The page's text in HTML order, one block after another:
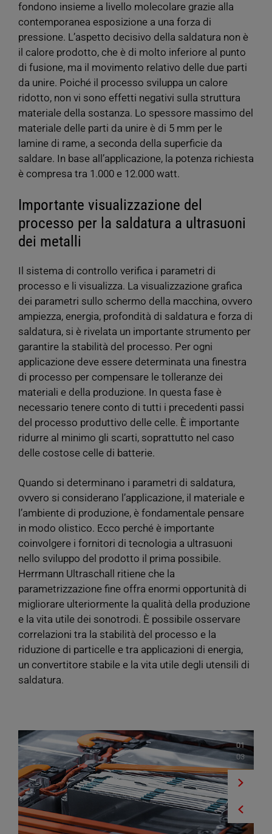
fondono insieme a livello molecolare grazie alla
contemporanea esposizione a una forza di
pressione. L’aspetto decisivo della saldatura non è
il calore prodotto, che è di molto inferiore al punto
di fusione, ma il movimento relativo delle due parti
da unire. Poiché il processo sviluppa un calore
ridotto, non vi sono effetti negativi sulla struttura
materiale della sostanza. Lo spessore massimo del
materiale delle parti da unire è di 5 mm per le
lamine di rame, a seconda della superficie da
saldare. In base all’applicazione, la potenza richiesta
è compresa tra 1.000 e 12.000 watt.
Importante visualizzazione del
processo per la saldatura a ultrasuoni
dei metalli
Il sistema di controllo verifica i parametri di
processo e li visualizza. La visualizzazione grafica
dei parametri sullo schermo della macchina, ovvero
ampiezza, energia, profondità di saldatura e forza di
saldatura, si è rivelata un importante strumento per
garantire la stabilità del processo. Per ogni
applicazione deve essere determinata una finestra
di processo per compensare le tolleranze dei
materiali e della produzione. In questa fase è
necessario tenere conto di tutti i precedenti passi
del processo produttivo delle celle. È importante
ridurre al minimo gli scarti, soprattutto nel caso
delle costose celle di batterie.
Quando si determinano i parametri di saldatura,
ovvero si considerano l’applicazione, il materiale e
l’ambiente di produzione, è fondamentale pensare
in modo olistico. Ecco perché è importante
coinvolgere i fornitori di tecnologia a ultrasuoni
nello sviluppo del prodotto il prima possibile.
Herrmann Ultraschall ritiene che la
parametrizzazione fine offra enormi opportunità di
migliorare ulteriormente la qualità della produzione
e la vita utile dei sonotrodi. È possibile osservare
correlazioni tra la stabilità del processo e la
riduzione di particelle e tra applicazioni di energia,
un convertitore stabile e la vita utile degli utensili di
saldatura.
01
03